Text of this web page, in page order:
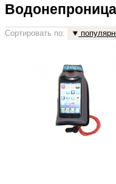
Сортировать по: